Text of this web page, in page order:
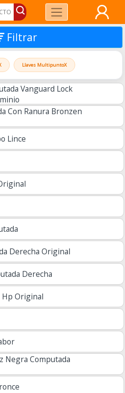
Filtrar
Llaves MultipuntoX
Vanguard Lock
Con Ranura Bronzen
Lince
Derecha Original
Derecha
Hp Original
Negra Computada